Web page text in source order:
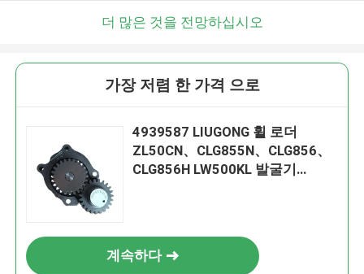
더 많은 것을 전망하십시오
가장 저렴 한 가격 으로
4939587 LIUGONG 휠 로더
ZL50CN、CLG855N、CLG856、
CLG856H LW500KL 발굴기
계속하다